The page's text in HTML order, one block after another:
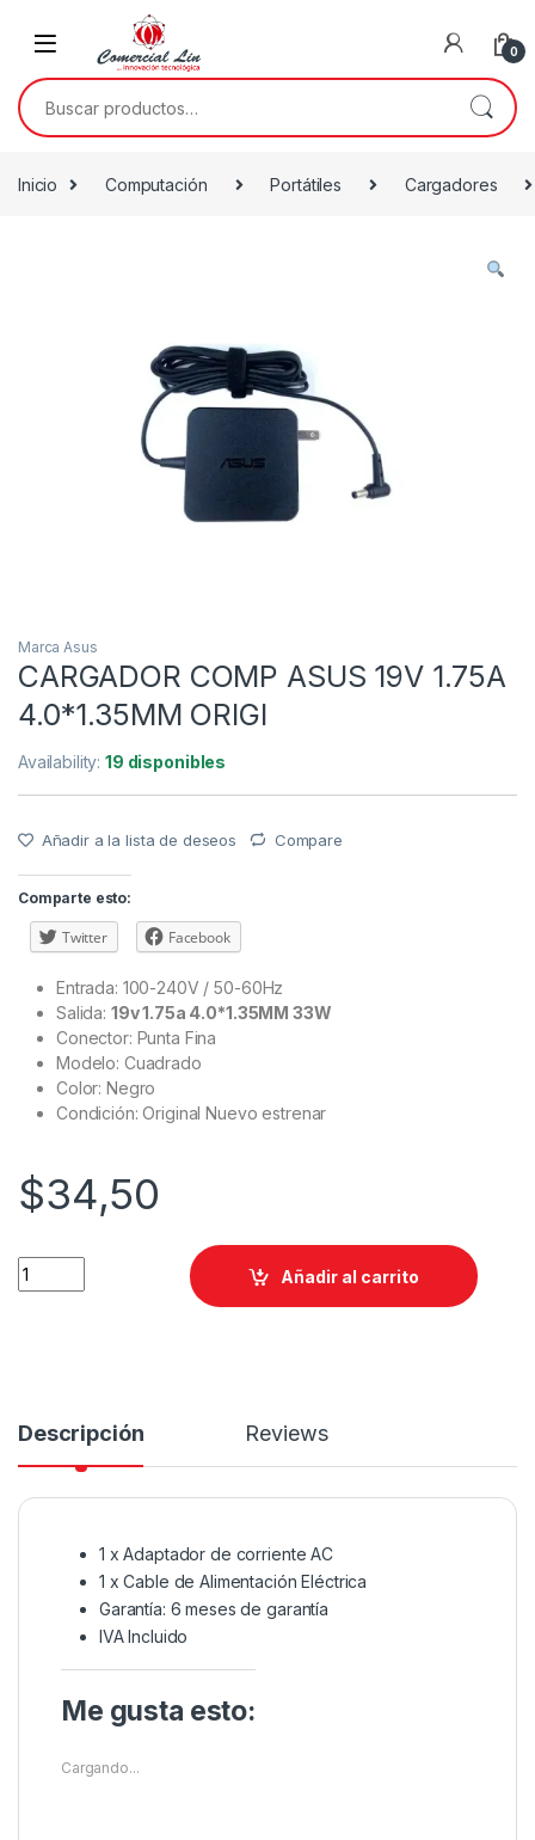
0
Inicio Computación Portátiles Cargadores
Marca Asus
CARGADOR COMP ASUS 19V 1.75A
4.0*1.35MM ORIGI
Availability:19 disponibles
Añadir a la lista de deseos Compare
Comparte esto:
Twitter Facebook
Entrada: 100-240V / 50-60Hz
Salida: 19v 1.75a 4.0*1.35MM 33W
Conector: Punta Fina
Modelo: Cuadrado
Color: Negro
Condición: Original Nuevo estrenar
$34,50
Añadir al carrito
Descripción Reviews
1 x Adaptador de corriente AC
1 x Cable de Alimentación Eléctrica
Garantía: 6 meses de garantía
IVA Incluido
Me gusta esto:
Cargando...